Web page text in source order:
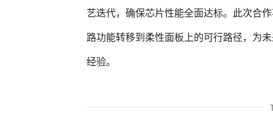
艺迭代，确保芯片性能全面达标。此次合
路功能转移到柔性面板上的可行路径，为
经验。